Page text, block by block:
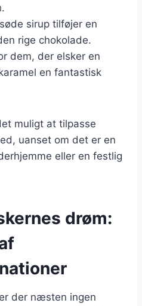
sirup tilføjer en
rige chokolade.
dem, der elsker en
en fantastisk
muligt at tilpasse
uanset om det er en
eller en festlig
drøm:
der næsten ingen